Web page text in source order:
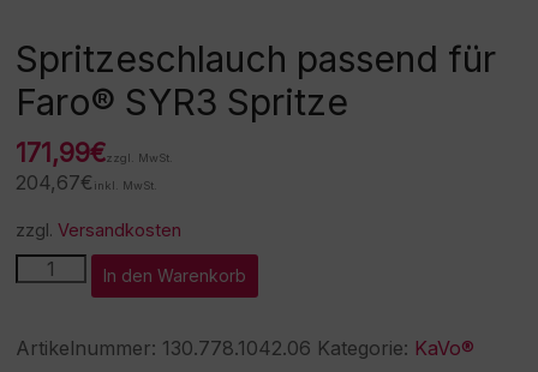
Spritzeschlauch passend für
Faro® SYR3 Spritze
171,99€zzgl. MwSt.
204,67€ inkl. MwSt.
zzgl.Versandkosten
Spritzeschlauch
passend
Faro®
SYR3
In den Warenkorb
l
e
Artikelnummer: 130.778.1042.06 Kategorie: KaVo®